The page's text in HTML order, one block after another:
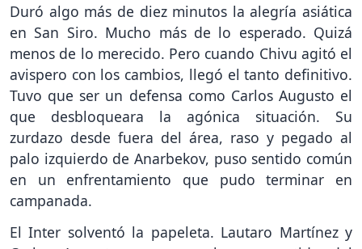
Duró algo más de diez minutos la alegría asiática
en San Siro. Mucho más de lo esperado. Quizá
menos de lo merecido. Pero cuando Chivu agitó el
avispero con los cambios, llegó el tanto definitivo.
Tuvo que ser un defensa como Carlos Augusto el
que desbloqueara la agónica situación. Su
zurdazo desde fuera del área, raso y pegado al
palo izquierdo de Anarbekov, puso sentido común
en un enfrentamiento que pudo terminar en
campanada.
El Inter solventó la papeleta. Lautaro Martínez y